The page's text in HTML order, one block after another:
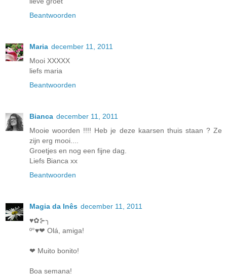
Beantwoorden
Maria december 11, 2011
Mooi XXXXX
liefs maria
Beantwoorden
Bianca december 11, 2011
Mooie woorden !!!! Heb je deze kaarsen thuis staan ? Ze
zijn erg mooi....
Groetjes en nog een fijne dag.
Liefs Bianca xx
Beantwoorden
Magia da Inês december 11, 2011
♥✿⊱╮
º°♥❤ Olá, amiga!
❤ Muito bonito!
Boa semana!